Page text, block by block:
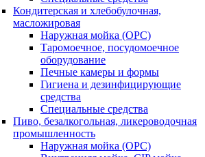
Кондитерская и хлебобулочная,
масложировая
Наружная мойка (ОРС)
Таромоечное, посудомоечное
оборудование
Печные камеры и формы
Гигиена и дезинфицирующие
средства
Специальные средства
Пиво, безалкогольная, ликероводочная
промышленность
Наружная мойка (ОРС)